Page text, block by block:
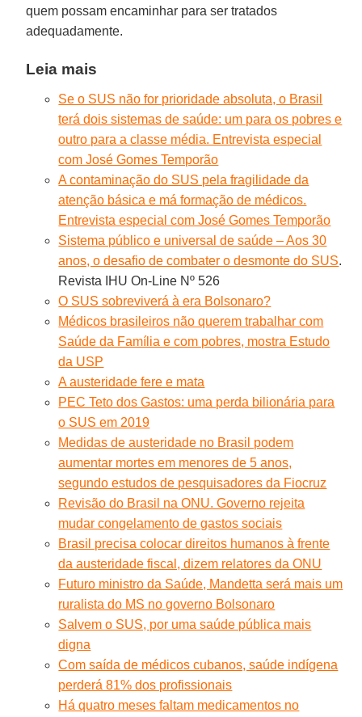
quem possam encaminhar para ser tratados
adequadamente.
Leia mais
Se o SUS não for prioridade absoluta, o Brasil
terá dois sistemas de saúde: um para os pobres e
outro para a classe média. Entrevista especial
com José Gomes Temporão
A contaminação do SUS pela fragilidade da
atenção básica e má formação de médicos.
Entrevista especial com José Gomes Temporão
Sistema público e universal de saúde – Aos 30
anos, o desafio de combater o desmonte do SUS.
Revista IHU On-Line Nº 526
O SUS sobreviverá à era Bolsonaro?
Médicos brasileiros não querem trabalhar com
Saúde da Família e com pobres, mostra Estudo
da USP
A austeridade fere e mata
PEC Teto dos Gastos: uma perda bilionária para
o SUS em 2019
Medidas de austeridade no Brasil podem
aumentar mortes em menores de 5 anos,
segundo estudos de pesquisadores da Fiocruz
Revisão do Brasil na ONU. Governo rejeita
mudar congelamento de gastos sociais
Brasil precisa colocar direitos humanos à frente
da austeridade fiscal, dizem relatores da ONU
Futuro ministro da Saúde, Mandetta será mais um
ruralista do MS no governo Bolsonaro
Salvem o SUS, por uma saúde pública mais
digna
Com saída de médicos cubanos, saúde indígena
perderá 81% dos profissionais
Há quatro meses faltam medicamentos no